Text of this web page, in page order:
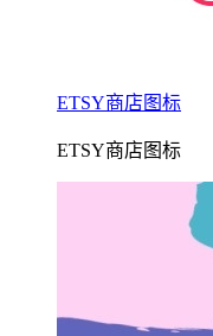
ETSY商店图标
ETSY商店图标